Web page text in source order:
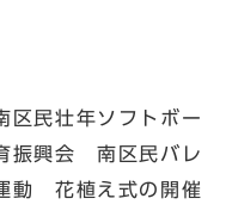
区民壮年ソフトボー
振興会 南区民バレ
動 花植え式の開催